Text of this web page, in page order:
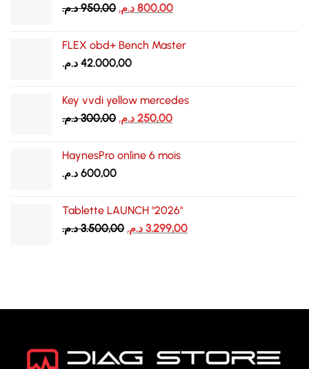
950,00 د.م.
Le
était :
800,00 د.م.
Le
est :
FLEX obd+ Bench Master
42.000,00 د.م.
Key vvdi yellow mercedes
300,00 د.م.
Le
était :
250,00 د.م.
Le
est :
HaynesPro online 6 mois
600,00 د.م.
Tablette LAUNCH "2026"
3.500,00 د.م.
Le
3.299,00 د.م.
Le